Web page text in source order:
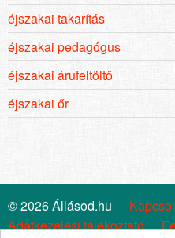
éjszakai takarítás
éjszakai pedagógus
éjszakai árufeltöltő
éjszakai őr
© 2026 Állásod.hu
Adatkezelési tájékoztató